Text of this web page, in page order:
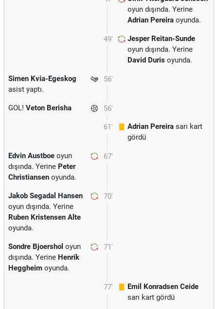
oyun dışında. Yerine
Adrian Pereira oyunda.
49'
Jesper Reitan-Sunde
oyun dışında. Yerine
David Duris oyunda.
56'
Simen Kvia-Egeskog
asist yaptı.
56'
GOL! Veton Berisha
61' Adrian Pereira sarı kart
gördü
67'
Edvin Austboe oyun
dışında. Yerine Peter
Christiansen oyunda.
70'
Jakob Segadal Hansen
oyun dışında. Yerine
Ruben Kristensen Alte
oyunda.
71'
Sondre Bjoershol oyun
dışında. Yerine Henrik
Heggheim oyunda.
77'
Emil Konradsen Ceide
sarı kart gördü